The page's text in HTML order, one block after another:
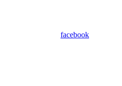
facebook